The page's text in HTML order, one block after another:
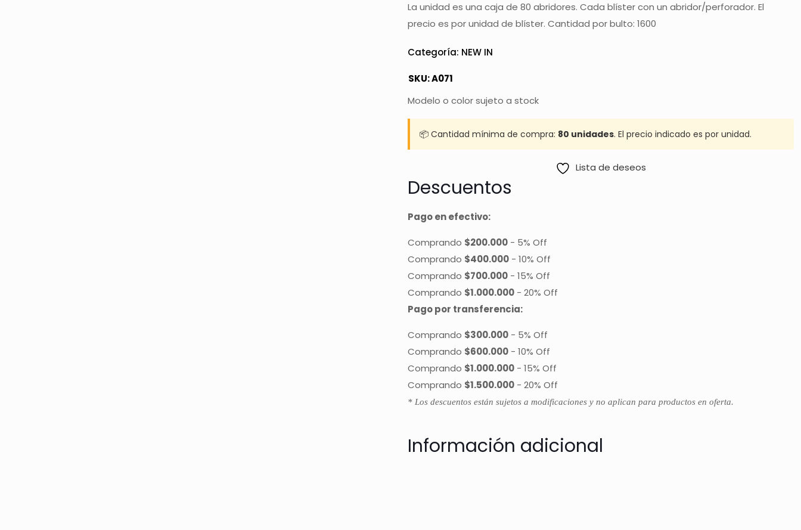
La unidad es una caja de 80 abridores. Cada blíster con un abridor/perforador. El
precio es por unidad de blíster. Cantidad por bulto: 1600
Categoría: NEW IN
SKU:A071
Modelo o color sujeto a stock
📦 Cantidad mínima de compra: 80 unidades. El precio indicado es por unidad.
Lista de deseos
Descuentos
Pago en efectivo:
Comprando $200.000 - 5% Off
Comprando $400.000 - 10% Off
Comprando $700.000 - 15% Off
Comprando $1.000.000 - 20% Off
Pago por transferencia:
Comprando $300.000 - 5% Off
Comprando $600.000 - 10% Off
Comprando $1.000.000 - 15% Off
Comprando $1.500.000 - 20% Off
* Los descuentos están sujetos a modificaciones y no aplican para productos en oferta.
Información adicional